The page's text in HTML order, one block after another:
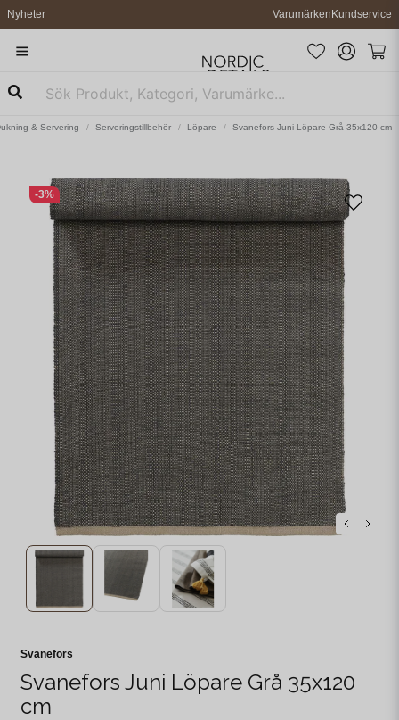
Nyheter VarumärkenKundservice
& Servering Serveringstillbehör Löpare Svanefors Juni Löpare Grå 35x120 cm
-3%
Svanefors
Svanefors Juni Löpare Grå 35x120
cm